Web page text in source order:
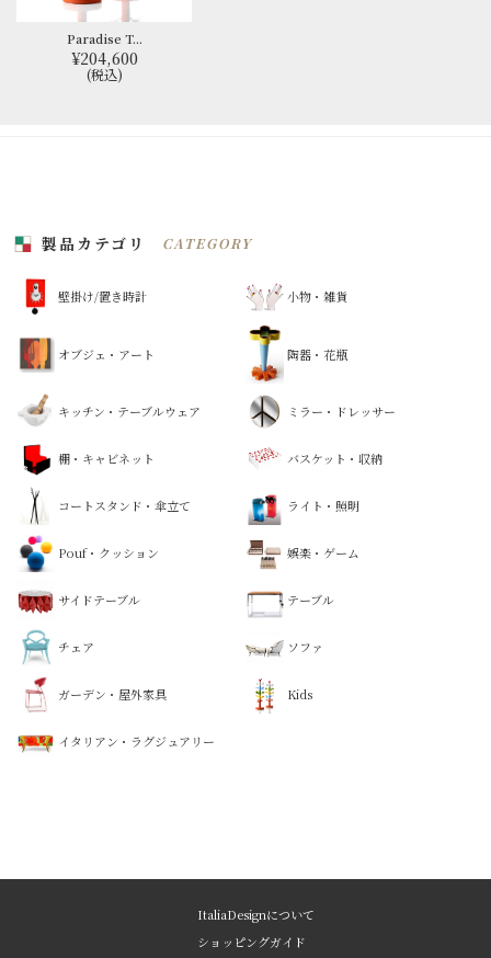
Paradise T...
¥204,600
(税込)
製品カテゴリ CATEGORY
壁掛け/置き時計 小物・雑貨
オブジェ・アート 陶器・花瓶
キッチン・テーブルウェア ミラー・ドレッサー
棚・キャビネット バスケット・収納
コートスタンド・傘立て ライト・照明
Pouf・クッション 娯楽・ゲーム
サイドテーブル テーブル
チェア ソファ
ガーデン・屋外家具 Kids
イタリアン・ラグジュアリー
ItaliaDesignについて
ショッピングガイド